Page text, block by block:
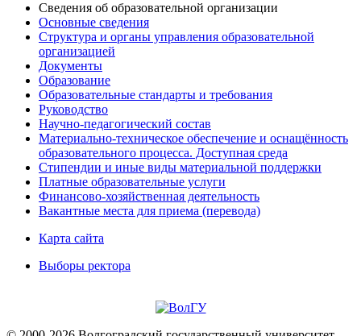
Сведения об образовательной организации
Основные сведения
Структура и органы управления образовательной
организацией
Документы
Образование
Образовательные стандарты и требования
Руководство
Научно-педагогический состав
Материально-техническое обеспечение и оснащённость
образовательного процесса. Доступная среда
Стипендии и иные виды материальной поддержки
Платные образовательные услуги
Финансово-хозяйственная деятельность
Вакантные места для приема (перевода)
Карта сайта
Выборы ректора